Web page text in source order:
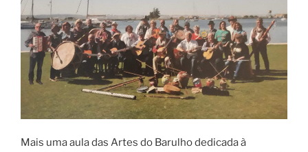
Mais uma aula das Artes do Barulho dedicada à